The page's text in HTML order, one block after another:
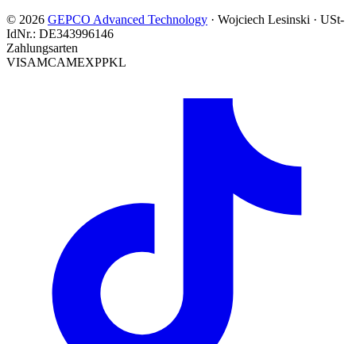
© 2026 GEPCO Advanced Technology · Wojciech Lesinski · USt-
IdNr.: DE343996146
Zahlungsarten
VISAMCAMEXPPKL